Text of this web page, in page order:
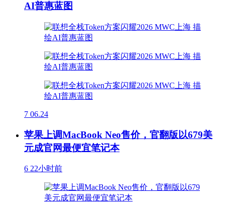
AI普惠蓝图
7 06.24
苹果上调MacBook Neo售价，官翻版以679美
元成官网最便宜笔记本
6 22小时前